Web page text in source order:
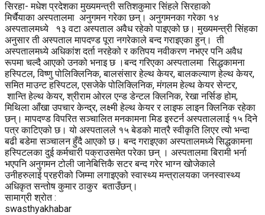
सिरहा- मधेश प्रदेशका मुख्यमन्त्री सतिशकुमार सिंहले सिरहाको
मिर्चैयाका अस्पतालमा अनुगमन गरेका छन्। अनुगमनका गरेका १४
अस्पतालमध्ये १३ वटा अस्पताल अवैध रहेको पाइएको छ। मुख्यमन्त्री सिंहका
अनुसार ती अस्पताल मापदण्ड पूरा नगरेकाले बन्द गराइएका हुन्। ती
अस्पतालमध्ये अधिकांश दर्ता नरहेको र कतिपय नवीकरण नभएर पनि अवैध
रूपमा चल्दै आएको उनको भनाइ छ ।बन्द गरिएका अस्पतालमा सिद्धकामना
हस्पिटल, विष्णु पोलिक्लिनिक, बालसंसार हेल्थ केयर, बालकल्याण हेल्थ केयर,
समित माउन्ट हस्पिटल, एसजेके पोलिक्लिनिक, मंगलम हेल्थ केयर सेन्टर,
शान्ति हेल्थ केयर, श्रीराम ओरल एन्ड डेन्टल क्लिनिक, रेखा नर्सिङ होम,
मिथिला आँखा उपचार केन्द्र, लक्ष्मी हेल्थ केयर र लाइफ लाइन क्लिनिक रहेका
छन्। मापदण्ड विपरित सञ्चालित मनकामना मिड इस्टर्न अस्पताललाई १५ दिने
पत्र काटिएको छ। यो अस्पतालले १५ बेडको मात्रै स्वीकृति लिएर त्यो भन्दा
बढी बडेमा सञ्चालन हुँदै आएको छ। बन्द गराइएका अस्पतालमध्ये सिद्धकामना
हस्पिटलका दुई कर्मचारी पक्राउसमेत परेका छन् । अस्पतालमा बिरामी भर्ना
भएपनि अनुगमन टोली जानेबित्तिकै सटर बन्द गरेर भाग्न खोजेकाले
उनीहरुलाई प्रहरीको जिम्मा लगाइएको स्वास्थ्य मन्त्रालयका जनस्वास्थ्य
अधिकृत सन्तोष कुमार ठाकुर बताउँछन्।
सामाग्री श्रोत :
swasthyakhabar